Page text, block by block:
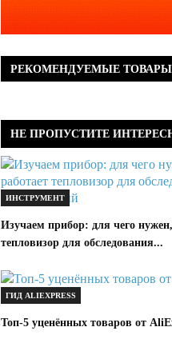
РЕКОМЕНДУЕМЫЕ ТОВАРЫ
НЕ ПРОПУСТИТЕ
ИНСТРУМЕНТ
Изучаем прибор: для чего
тепловизор для обследования...
ГИД ALIEXPRESS
Топ-5 уценённых товаров от